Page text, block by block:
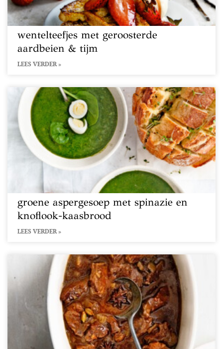
wentelteefjes met geroosterde
aardbeien & tijm
LEES VERDER »
groene aspergesoep met spinazie en
knoflook-kaasbrood
LEES VERDER »